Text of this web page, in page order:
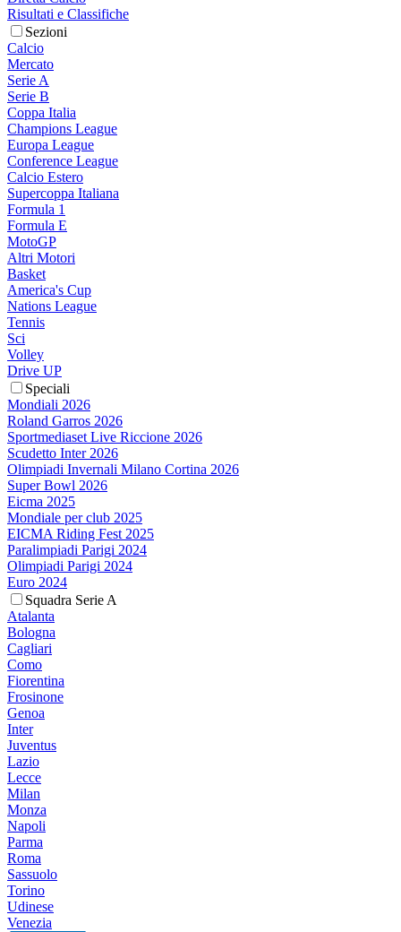
Risultati e Classifiche
Sezioni
Calcio
Mercato
Serie A
Serie B
Coppa Italia
Champions League
Europa League
Conference League
Calcio Estero
Supercoppa Italiana
Formula 1
Formula E
MotoGP
Altri Motori
Basket
America's Cup
Nations League
Tennis
Sci
Volley
Drive UP
Speciali
Mondiali 2026
Roland Garros 2026
Sportmediaset Live Riccione 2026
Scudetto Inter 2026
Olimpiadi Invernali Milano Cortina 2026
Super Bowl 2026
Eicma 2025
Mondiale per club 2025
EICMA Riding Fest 2025
Paralimpiadi Parigi 2024
Olimpiadi Parigi 2024
Euro 2024
Squadra Serie A
Atalanta
Bologna
Cagliari
Como
Fiorentina
Frosinone
Genoa
Inter
Juventus
Lazio
Lecce
Milan
Monza
Napoli
Parma
Roma
Sassuolo
Torino
Udinese
Venezia